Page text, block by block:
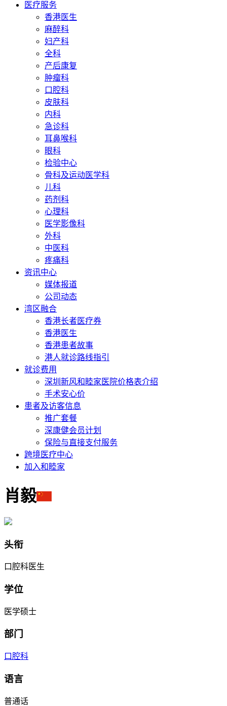
医疗服务
香港医生
麻醉科
妇产科
全科
产后康复
肿瘤科
口腔科
皮肤科
内科
急诊科
耳鼻喉科
眼科
检验中心
骨科及运动医学科
儿科
药剂科
心理科
医学影像科
外科
中医科
疼痛科
资讯中心
媒体报道
公司动态
湾区融合
香港长者医疗券
香港医生
香港患者故事
港人就诊路线指引
就诊费用
深圳新风和睦家医院价格表介绍
手术安心价
患者及访客信息
推广套餐
深康健会员计划
保险与直接支付服务
跨境医疗中心
加入和睦家
肖毅
头衔
口腔科医生
学位
医学硕士
部门
口腔科
语言
普通话